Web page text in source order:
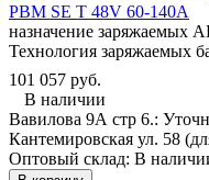
PBM SE T 48V 60-140A
назначение заряжаемых
Технология заряжаемых
101 057 руб.
В наличии
Вавилова 9А стр 6.:
Кантемировская ул. 58
Оптовый склад: В